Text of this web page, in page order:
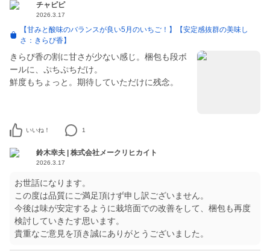
チャピピ
2026.3.17
【甘みと酸味のバランスが良い5月のいちご！】【安定感抜群の美味し
さ：きらぴ香】
きらぴ香の割に甘さが少ない感じ。梱包も段ボ
ールに、ぷちぷちだけ。
鮮度もちょっと。期待していただけに残念。
いいね！ 1
鈴木幸夫 | 株式会社メークリヒカイト
2026.3.17
お世話になります。
この度は品質にご満足頂けず申し訳ございません。
今後は味が安定するように栽培面での改善をして、梱包も再度
検討していきたす思います。
貴重なご意見を頂き誠にありがとうございました。